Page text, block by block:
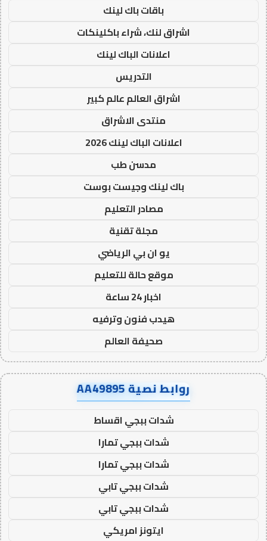
باقات باك لينك
اشراق لنك، شراء باكلينكات
اعلانات الباك لينك
التدريس
اشراق العالم عالم كبير
منتدى الاشراق
اعلانات الباك لينك 2026
مدسن طب
باك لينك وجيست بوست
مصادر التعليم
مجلة تقنية
يو ان بي الرياضي
موقع حالة للتعليم
اخبار 24 ساعة
هيدب فنون وترفيه
صحيفة العالم
روابط نصية AA49895
شدات ببجي اقساط
شدات ببجي تمارا
شدات ببجي تمارا
شدات ببجي تابي
شدات ببجي تابي
ايتونز امريكي